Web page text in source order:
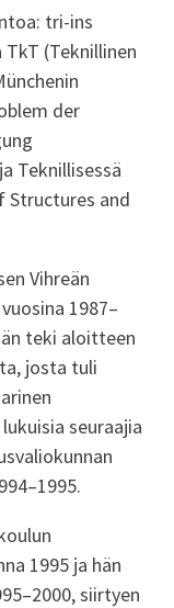
tri-ins
TkT (Teknillinen
der
Teknillisessä
Structures and
Vihreän
1987–
teki aloitteen
josta tuli
seuraajia
1995 ja hän
siirtyen